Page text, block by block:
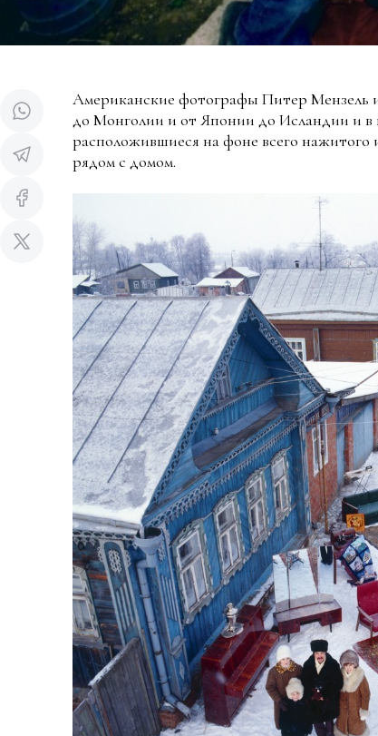
Американские фотографы Питер
до Монголии и от Японии до Исландии и
расположившиеся на фоне всего
рядом с домом.